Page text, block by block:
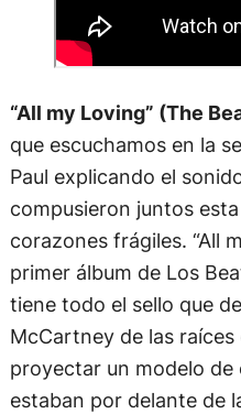
“All my Loving” (The
que escuchamos en la
Paul explicando el
compusieron juntos
corazones frágiles. “All
primer álbum de Los
tiene todo el sello que
McCartney de las
proyectar un modelo
estaban por delante de